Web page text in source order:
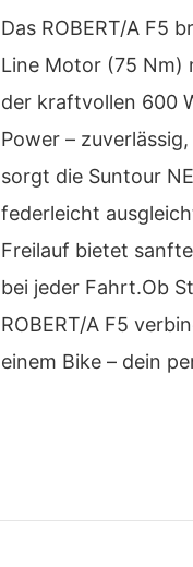
Das ROBERT/A F5
Line Motor (75 Nm)
der kraftvollen 600
Power –
sorgt die Suntour
federleicht
Freilauf bietet
bei jeder Fahrt.Ob
ROBERT/A F5
einem Bike – dein